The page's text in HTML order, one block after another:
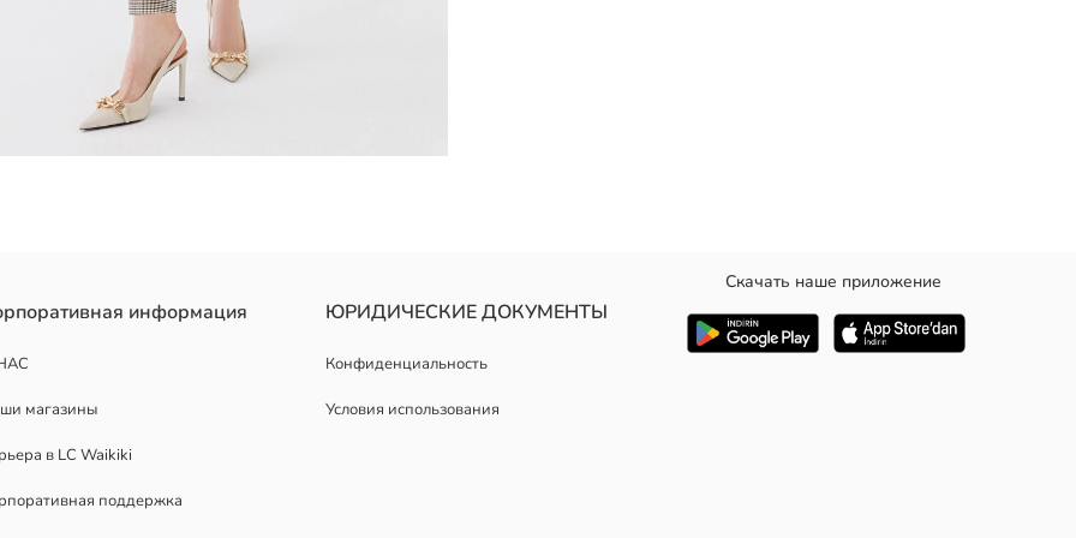
информация
магазины
в LC Waikiki
поддержка
ЮРИДИЧЕСКИЕ ДОКУМЕНТЫ
Конфиденциальность
Условия использования
Скачать наше приложение